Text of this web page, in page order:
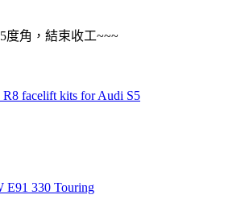
度角，結束收工~~~
R8 facelift kits for Audi S5
E91 330 Touring